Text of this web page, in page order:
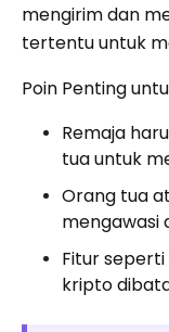
mengirim dan
tertentu untuk
Poin Penting
Remaja
tua untuk
Orang tua
mengawasi
Fitur
kripto